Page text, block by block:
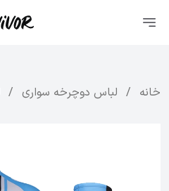
خانه / لباس دوچرخه سواری /